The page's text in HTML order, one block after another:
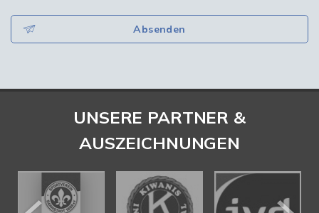
Absenden
UNSERE PARTNER &
AUSZEICHNUNGEN